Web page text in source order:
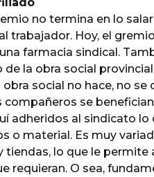
no termina en lo
trabajador. Hoy, el
farmacia sindical.
la obra social
social no hace, no
compañeros se
adheridos al sindicato
o material. Es muy
tiendas, lo que le
requieran. O sea,